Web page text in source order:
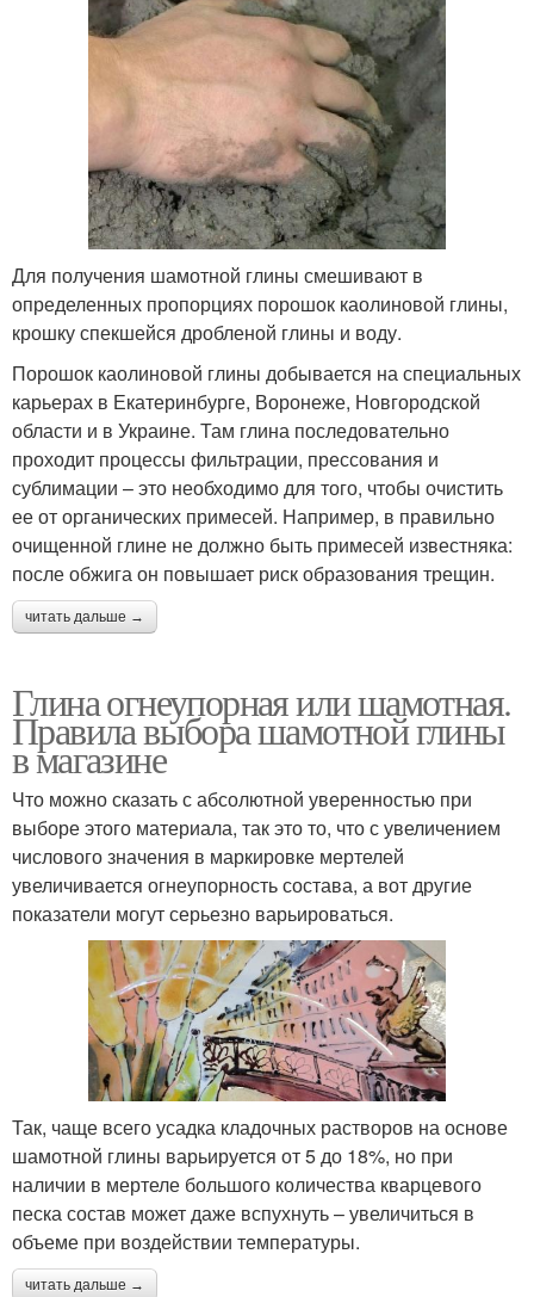
Для получения шамотной глины смешивают в
определенных пропорциях порошок каолиновой глины,
крошку спекшейся дробленой глины и воду.
Порошок каолиновой глины добывается на специальных
карьерах в Екатеринбурге, Воронеже, Новгородской
области и в Украине. Там глина последовательно
проходит процессы фильтрации, прессования и
сублимации – это необходимо для того, чтобы очистить
ее от органических примесей. Например, в правильно
очищенной глине не должно быть примесей известняка:
после обжига он повышает риск образования трещин.
читать дальше →
Глина огнеупорная или шамотная.
Правила выбора шамотной глины
в магазине
Что можно сказать с абсолютной уверенностью при
выборе этого материала, так это то, что с увеличением
числового значения в маркировке мертелей
увеличивается огнеупорность состава, а вот другие
показатели могут серьезно варьироваться.
Так, чаще всего усадка кладочных растворов на основе
шамотной глины варьируется от 5 до 18%, но при
наличии в мертеле большого количества кварцевого
песка состав может даже вспухнуть – увеличиться в
объеме при воздействии температуры.
читать дальше →